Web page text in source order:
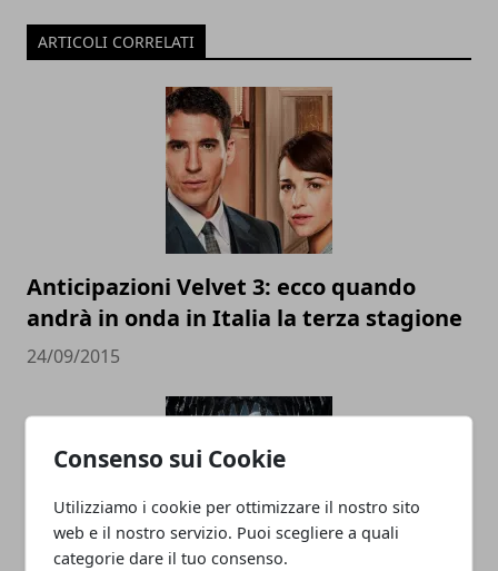
Consenso sui Cookie
Utilizziamo i cookie per ottimizzare il nostro sito
web e il nostro servizio. Puoi scegliere a quali
categorie dare il tuo consenso.
ARTICOLI CORRELATI
Anticipazioni Velvet 3: ecco quando
andrà in onda in Italia la terza stagione
24/09/2015